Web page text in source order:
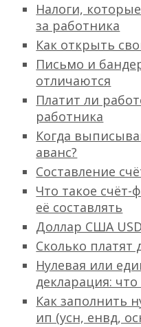
Налоги,
за работника
Как открыть
Письмо и
отличаются
Платит ли
работника
Когда
аванс?
Составление
Что такое счёт-
её составлять
Доллар США
Сколько платят
Нулевая или
декларация:
Как заполнить
ип (усн, енвд,